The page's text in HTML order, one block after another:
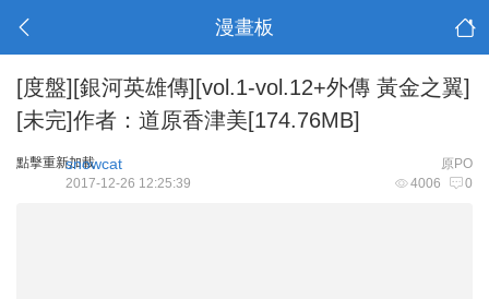
漫畫板
[度盤][銀河英雄傳][vol.1-vol.12+外傳 黃金之翼]
[未完]作者：道原香津美[174.76MB]
點擊重新加載 原PO
snowcat
4006 0
2017-12-26 12:25:39